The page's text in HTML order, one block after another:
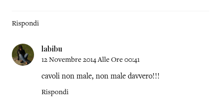
Rispondi
labibu
12 Novembre 2014 Alle Ore 00:41
cavoli non male, non male davvero!!!
Rispondi